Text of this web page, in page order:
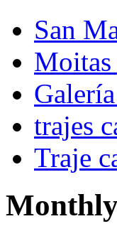
San
Moitas
trajes
Traje